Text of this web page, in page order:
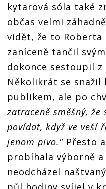
kytarová sóla také
občas velmi
vidět, že to Roberta
zaníceně tančil
dokonce sestoupil z
Několikrát se snažil
publikem, ale po
zatraceně směšný,
povídat, když ve veší
jenom pivo." Přesto
probíhala výborně
neodcházel